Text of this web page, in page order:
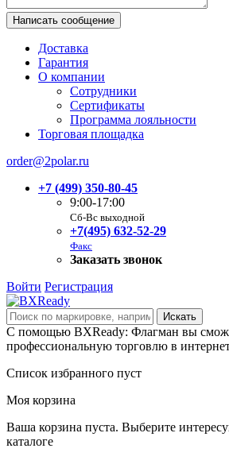
Написать сообщение
Доставка
Гарантия
О компании
Сотрудники
Сертификаты
Программа лояльности
Торговая площадка
order@2polar.ru
+7 (499) 350-80-45
9:00-17:00
Сб-Вс выходной
+7(495) 632-52-29
Факс
Заказать звонок
Войти Регистрация
С помощью BXReady: Флагман вы
профессиональную торговлю в
Список избранного пуст
Моя корзина
Ваша корзина пуста. Выберите
каталоге